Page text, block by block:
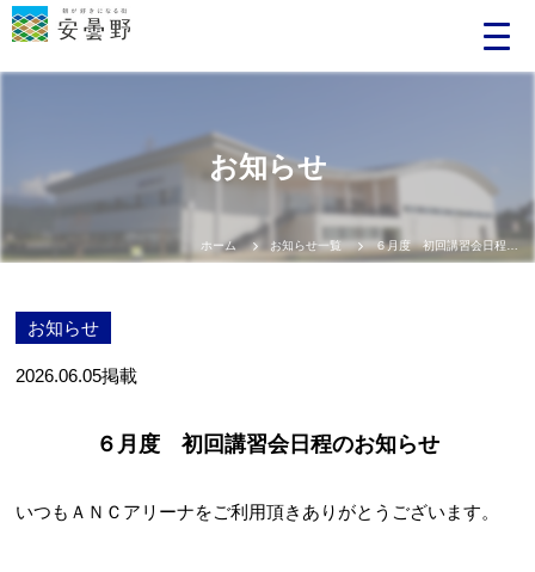
お知らせ
ホーム お知らせ一覧
お知らせ
2026.06.05掲載
６月度 初回講習会日程のお知らせ
いつもＡＮＣアリーナをご利用頂きありがとうございます。